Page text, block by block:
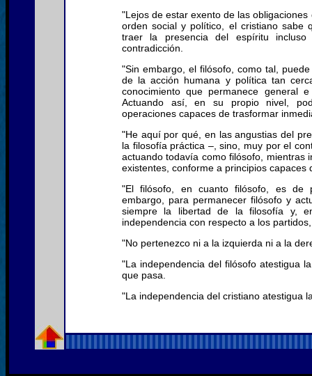
"Lejos de estar exento de las
orden social y político, el cristiano sabe
traer la presencia del espíritu
contradicción.
"Sin embargo, el filósofo, como tal,
de la acción humana y política tan
conocimiento que permanece general
Actuando así, en su propio nivel,
operaciones capaces de trasformar
"He aquí por qué, en las angustias del
la filosofía práctica –, sino, muy por el
actuando todavía como filósofo, mientras
existentes, conforme a principios
"El filósofo, en cuanto filósofo, es de
embargo, para permanecer filósofo y
siempre la libertad de la filosofía y,
independencia con respecto a los
"No pertenezco ni a la izquierda ni a la
"La independencia del filósofo atestigua
que pasa.
"La independencia del cristiano atestigua